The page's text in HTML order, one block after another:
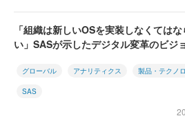
「組織は新しいOSを実装しなくては
い」SASが示したデジタル変革のビジ
グローバル アナリティクス 製品・テクノ
SAS